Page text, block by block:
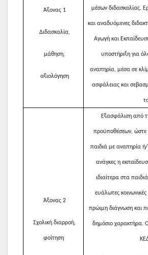
Άξονας 1
Διδασκαλία,
μάθηση,
αξιολόγηση
μέσων διδασκαλίας.
και αναδυόμενες
Αγωγή και
υποστήριξη για
αναπηρία, μέσα σε
ασφάλειας και
Άξονας 2
Σχολική διαρροή,
φοίτηση
Εξασφάλιση από
προϋποθέσεων, ώστε
παιδιά με αναπηρία ή/
ανάγκες η
ιδιαίτερα στα
ευάλωτες
πρώιμη διάγνωση και
δημόσιο χαρακτήρα.